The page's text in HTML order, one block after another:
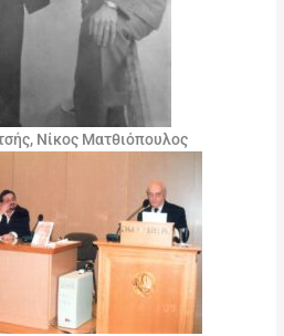
Νίκος Ματθιόπουλος